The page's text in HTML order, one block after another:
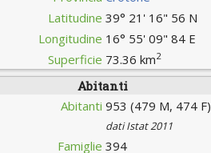
Latitudine 39° 21' 16" 56 N
Longitudine 16° 55' 09" 84 E
Superficie 73.36 km2
Abitanti
Abitanti 953 (479 M, 474 F)
dati Istat 2011
Famiglie 394